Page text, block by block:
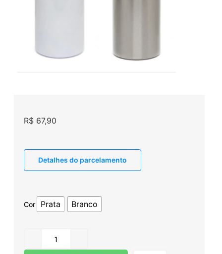
R$67,90
Detalhes do parcelamento
Cor Prata Branco